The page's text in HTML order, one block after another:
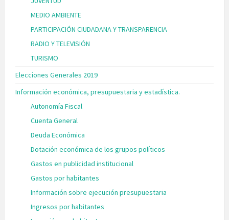
MEDIO AMBIENTE
PARTICIPACIÓN CIUDADANA Y TRANSPARENCIA
RADIO Y TELEVISIÓN
TURISMO
Elecciones Generales 2019
Información económica, presupuestaria y estadística.
Autonomía Fiscal
Cuenta General
Deuda Económica
Dotación económica de los grupos políticos
Gastos en publicidad institucional
Gastos por habitantes
Información sobre ejecución presupuestaria
Ingresos por habitantes